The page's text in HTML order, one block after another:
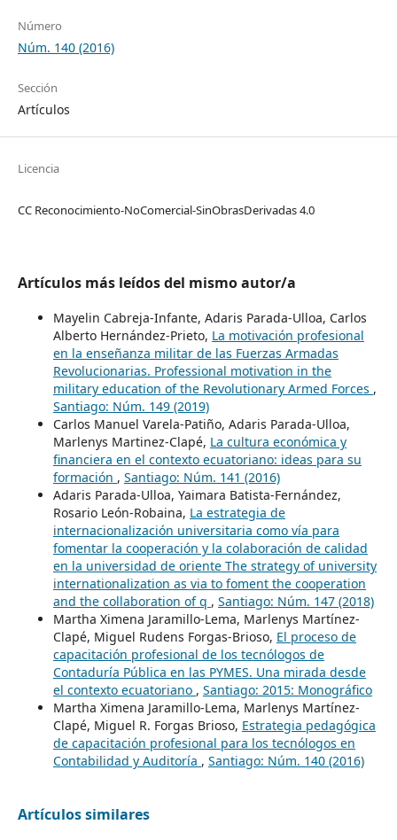
Número
Núm. 140 (2016)
Sección
Artículos
Licencia
CC Reconocimiento-NoComercial-SinObrasDerivadas 4.0
Artículos más leídos del mismo autor/a
Mayelin Cabreja-Infante, Adaris Parada-Ulloa, Carlos
Alberto Hernández-Prieto, La motivación profesional
en la enseñanza militar de las Fuerzas Armadas
Revolucionarias. Professional motivation in the
military education of the Revolutionary Armed Forces ,
Santiago: Núm. 149 (2019)
Carlos Manuel Varela-Patiño, Adaris Parada-Ulloa,
Marlenys Martinez-Clapé, La cultura económica y
financiera en el contexto ecuatoriano: ideas para su
formación , Santiago: Núm. 141 (2016)
Adaris Parada-Ulloa, Yaimara Batista-Fernández,
Rosario León-Robaina, La estrategia de
internacionalización universitaria como vía para
fomentar la cooperación y la colaboración de calidad
en la universidad de oriente The strategy of university
internationalization as via to foment the cooperation
and the collaboration of q , Santiago: Núm. 147 (2018)
Martha Ximena Jaramillo-Lema, Marlenys Martínez-
Clapé, Miguel Rudens Forgas-Brioso, El proceso de
capacitación profesional de los tecnólogos de
Contaduría Pública en las PYMES. Una mirada desde
el contexto ecuatoriano , Santiago: 2015: Monográfico
Martha Ximena Jaramillo-Lema, Marlenys Martínez-
Clapé, Miguel R. Forgas Brioso, Estrategia pedagógica
de capacitación profesional para los tecnólogos en
Contabilidad y Auditoría , Santiago: Núm. 140 (2016)
Artículos similares